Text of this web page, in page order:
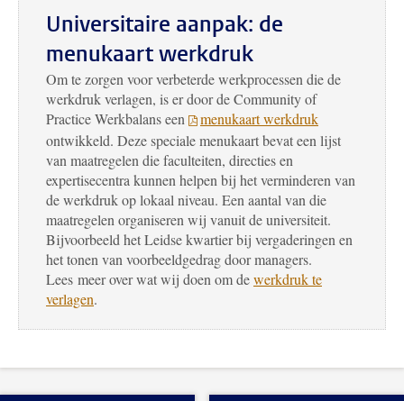
Universitaire aanpak: de
menukaart werkdruk
Om te zorgen voor verbeterde werkprocessen die de
werkdruk verlagen, is er door de Community of
Practice Werkbalans een
menukaart werkdruk
ontwikkeld. Deze speciale menukaart bevat een lijst
van maatregelen die faculteiten, directies en
expertisecentra kunnen helpen bij het verminderen van
de werkdruk op lokaal niveau. Een aantal van die
maatregelen organiseren wij vanuit de universiteit.
Bijvoorbeeld het Leidse kwartier bij vergaderingen en
het tonen van voorbeeldgedrag door managers.
Lees meer over wat wij doen om dewerkdruk te
verlagen.